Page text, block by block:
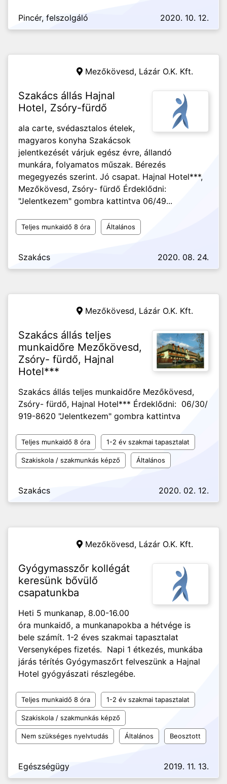
Pincér, felszolgáló 2020. 10. 12.
Mezőkövesd, Lázár O.K. Kft.
Szakács állás Hajnal
Hotel, Zsóry-fürdő
ala carte, svédasztalos ételek,
magyaros konyha Szakácsok
jelentkezését várjuk egész évre, állandó
munkára, folyamatos műszak. Bérezés
megegyezés szerint. Jó csapat. Hajnal Hotel***,
Mezőkövesd, Zsóry- fürdő Érdeklődni:
"Jelentkezem" gombra kattintva 06/49...
Teljes munkaidő 8 óra Általános
Szakács 2020. 08. 24.
Mezőkövesd, Lázár O.K. Kft.
Szakács állás teljes
munkaidőre Mezőkövesd,
Zsóry- fürdő, Hajnal
Hotel***
Szakács állás teljes munkaidőre Mezőkövesd,
Zsóry- fürdő, Hajnal Hotel*** Érdeklődni: 06/30/
919-8620 "Jelentkezem" gombra kattintva
Teljes munkaidő 8 óra 1-2 év szakmai tapasztalat
Szakiskola / szakmunkás képző Általános
Szakács 2020. 02. 12.
Mezőkövesd, Lázár O.K. Kft.
Gyógymasszőr kollégát
keresünk bővülő
csapatunkba
Heti 5 munkanap, 8.00-16.00
óra munkaidő, a munkanapokba a hétvége is
bele számít. 1-2 éves szakmai tapasztalat
Versenyképes fizetés. Napi 1 étkezés, munkába
járás térítés Gyógymaszőrt felveszünk a Hajnal
Hotel gyógyászati részlegébe.
Teljes munkaidő 8 óra 1-2 év szakmai tapasztalat
Szakiskola / szakmunkás képző
Nem szükséges nyelvtudás Általános Beosztott
Egészségügy 2019. 11. 13.